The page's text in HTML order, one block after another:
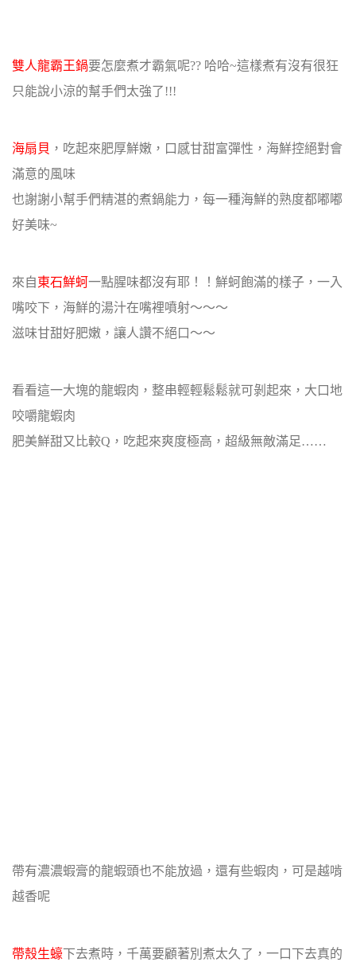
雙人龍霸王鍋要怎麼煮才霸氣呢?? 哈哈~這樣煮有沒有很狂
只能說小涼的幫手們太強了!!!
海扇貝 ，吃起來肥厚鮮嫩，口感甘甜富彈性，海鮮控絕對會
滿意的風味
也謝謝小幫手們精湛的煮鍋能力，每一種海鮮的熟度都嘟嘟
好美味~
來自東石鮮蚵一點腥味都沒有耶！！鮮蚵飽滿的樣子，一入
嘴咬下，海鮮的湯汁在嘴裡噴射～～～
滋味甘甜好肥嫩，讓人讚不絕口～～
看看這一大塊的龍蝦肉，整串輕輕鬆鬆就可剝起來，大口地
咬嚼龍蝦肉
肥美鮮甜又比較Q，吃起來爽度極高，超級無敵滿足……
帶有濃濃蝦膏的龍蝦頭也不能放過，還有些蝦肉，可是越啃
越香呢
帶殼生蠔下去煮時，千萬要顧著別煮太久了，一口下去真的